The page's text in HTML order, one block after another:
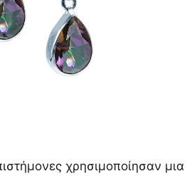
χρησιμοποίησαν μια